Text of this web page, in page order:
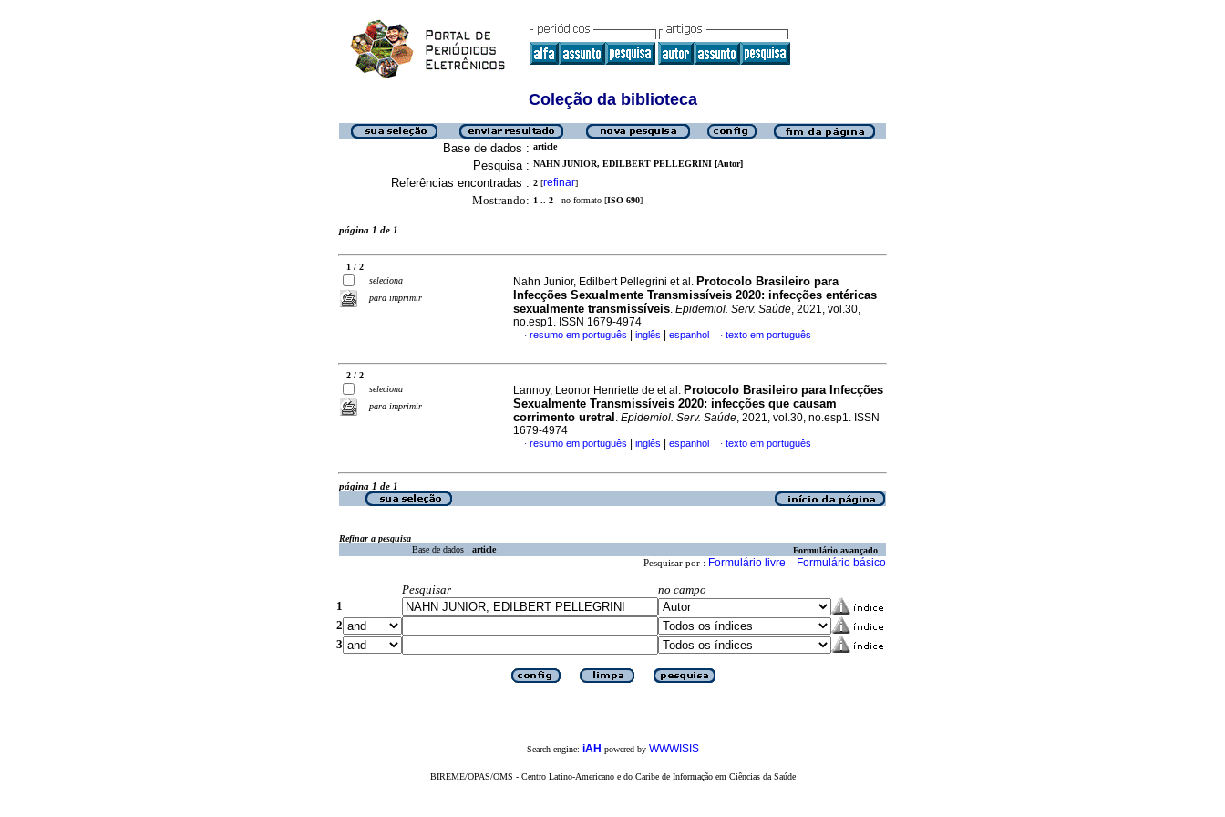
Coleção da biblioteca
Base de dados : article
Pesquisa : NAHN JUNIOR, EDILBERT PELLEGRINI [Autor]
Referências encontradas : 2 [refinar]
Mostrando: 1 .. 2 no formato [ISO 690]
página 1 de 1
1 / 2
seleciona
para imprimir
Nahn Junior, Edilbert Pellegrini et al. Protocolo Brasileiro para
Infecções Sexualmente Transmissíveis 2020: infecções entéricas
sexualmente transmissíveis. Epidemiol. Serv. Saúde, 2021, vol.30,
no.esp1. ISSN 1679-4974
· resumo em português inglês espanhol · texto em português
2 / 2
seleciona
para imprimir
Lannoy, Leonor Henriette de et al. Protocolo Brasileiro para Infecções
Sexualmente Transmissíveis 2020: infecções que causam
corrimento uretral . Epidemiol. Serv. Saúde, 2021, vol.30, no.esp1. ISSN
1679-4974
· resumo em português inglês espanhol · texto em português
página 1 de 1
Refinar a pesquisa
Base de dados : article Formulário avançado
Pesquisar por : Formulário livre Formulário básico
Pesquisar
no campo
1
2
3
Search engine: iAH powered by WWWISIS
BIREME/OPAS/OMS - Centro Latino-Americano e do Caribe de Informação em Ciências da Saúde